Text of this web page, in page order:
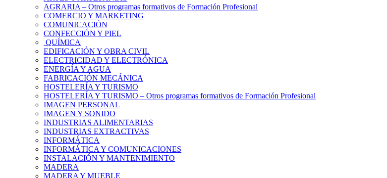
AGRARIA – Otros programas formativos de Formación Profesional
COMERCIO Y MARKETING
COMUNICACIÓN
CONFECCIÓN Y PIEL
QUÍMICA
EDIFICACIÓN Y OBRA CIVIL
ELECTRICIDAD Y ELECTRÓNICA
ENERGÍA Y AGUA
FABRICACIÓN MECÁNICA
HOSTELERÍA Y TURISMO
HOSTELERÍA Y TURISMO – Otros programas formativos de Formación Profesional
IMAGEN PERSONAL
IMAGEN Y SONIDO
INDUSTRIAS ALIMENTARIAS
INDUSTRIAS EXTRACTIVAS
INFORMÁTICA
INFORMÁTICA Y COMUNICACIONES
INSTALACIÓN Y MANTENIMIENTO
MADERA
MADERA Y MUEBLE